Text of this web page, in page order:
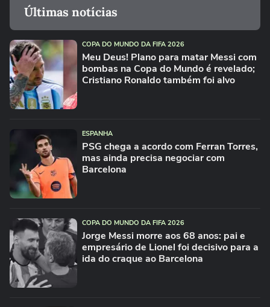
Últimas notícias
COPA DO MUNDO DA FIFA 2026
Meu Deus! Plano para matar Messi com
bombas na Copa do Mundo é revelado;
Cristiano Ronaldo também foi alvo
ESPANHA
PSG chega a acordo com Ferran Torres,
mas ainda precisa negociar com
Barcelona
COPA DO MUNDO DA FIFA 2026
Jorge Messi morre aos 68 anos: pai e
empresário de Lionel foi decisivo para a
ida do craque ao Barcelona